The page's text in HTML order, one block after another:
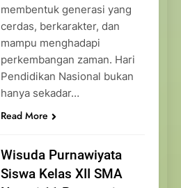
membentuk generasi yang
cerdas, berkarakter, dan
mampu menghadapi
perkembangan zaman. Hari
Pendidikan Nasional bukan
hanya sekadar…
Read More
Wisuda Purnawiyata
Siswa Kelas XII SMA